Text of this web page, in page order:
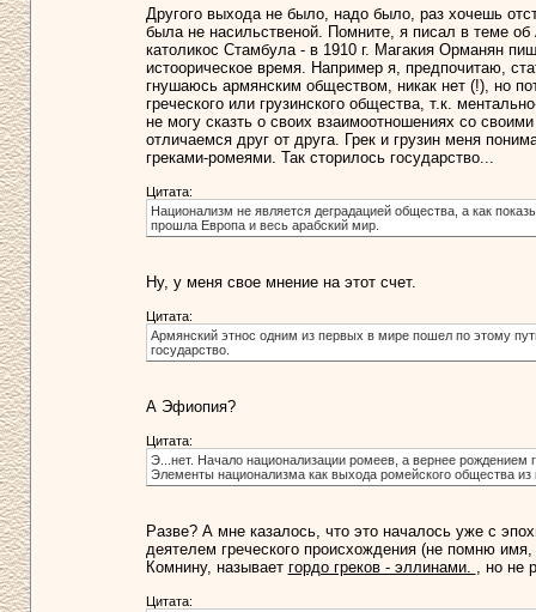
Другого выхода не было, надо было, раз хочешь
была не насильственой. Помните, я писал в теме
католикос Стамбула - в 1910 г. Магакия Орманян
истоорическое время. Например я, предпочитаю,
гнушаюсь армянским обществом, никак нет (!), но
греческого или грузинского общества, т.к.
не могу сказть о своих взаимоотношениях со
отличаемся друг от друга. Грек и грузин меня
греками-ромеями. Так сторилось государство...
Цитата:
Национализм не является деградацией общества, а как
прошла Европа и весь арабский мир.
Ну, у меня свое мнение на этот счет.
Цитата:
Армянский этнос одним из первых в мире пошел по этому
государство.
А Эфиопия?
Цитата:
Э...нет. Начало национализации ромеев, а вернее рождением
Элементы национализма как выхода ромейского общества
Разве? А мне казалось, что это началось уже с
деятелем греческого происхождения (не помню
Комнину, называет гордо греков - эллинами. , но не
Цитата: